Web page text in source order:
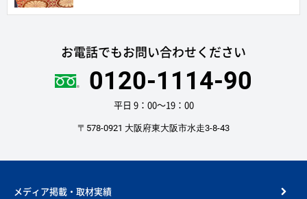
お電話でもお問い合わせください
0120-1114-90
平日 9：00〜19：00
〒578-0921 大阪府東大阪市水走3-8-43
メディア掲載・取材実績